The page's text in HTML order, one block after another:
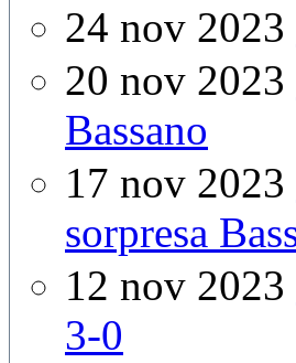
24 nov 2023
20 nov 2023
Bassano
17 nov 2023
sorpresa
12 nov 2023
3-0